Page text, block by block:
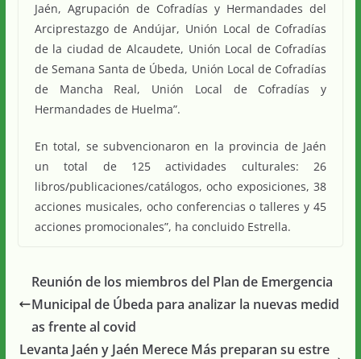
Jaén, Agrupación de Cofradías y Hermandades del
Arciprestazgo de Andújar, Unión Local de Cofradías
de la ciudad de Alcaudete, Unión Local de Cofradías
de Semana Santa de Úbeda, Unión Local de Cofradías
de Mancha Real, Unión Local de Cofradías y
Hermandades de Huelma”.
En total, se subvencionaron en la provincia de Jaén
un total de 125 actividades culturales: 26
libros/publicaciones/catálogos, ocho exposiciones, 38
acciones musicales, ocho conferencias o talleres y 45
acciones promocionales”, ha concluido Estrella.
Reunión de los miembros del Plan de Emergencia
Municipal de Úbeda para analizar la nuevas medid
as frente al covid
Levanta Jaén y Jaén Merece Más preparan su estre